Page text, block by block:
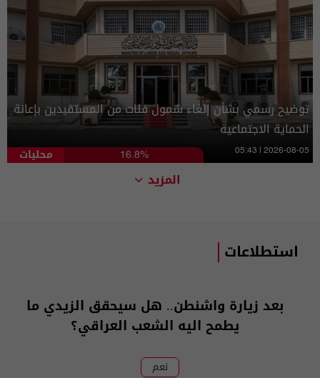
توضيح رسمي بشأن إلغاء شمول فئات من المستفيدين بإعانة
الحماية الاجتماعية
محليات 16.8% 05:43 | 2026-08-05
المزيد
استطلاعات
بعد زيارة واشنطن.. هل سيحقق الزيدي ما
يطمح اليه الشعب العراقي؟
نعم